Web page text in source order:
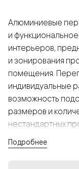
Алюминиевые
и
интерьеров,
и зонирования
помещения.
индивидуальные
возможность
размеров и
нестандартных
Подробнее